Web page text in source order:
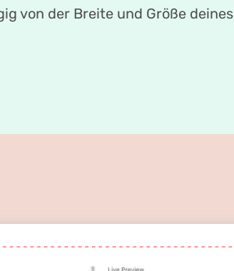
von der Breite und Größe deines